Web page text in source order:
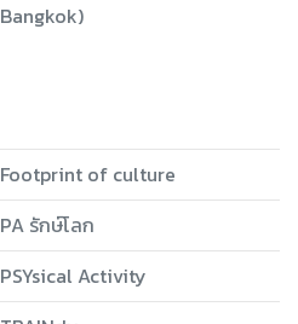
Bangkok)
Footprint of culture
PA รักษ์โลก
PSYsical Activity